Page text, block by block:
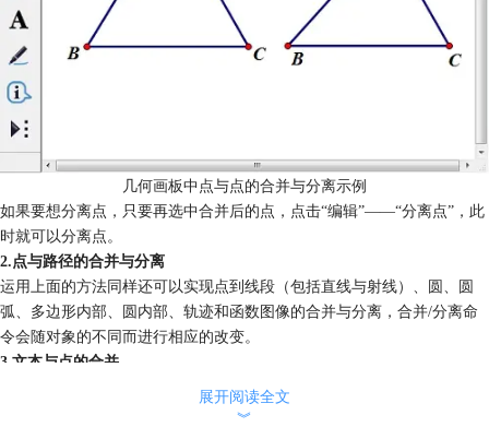
几何画板中点与点的合并与分离示例
如果要想分离点，只要再选中合并后的点，点击“编辑”——“分离点”，此
时就可以分离点。
2.点与路径的合并与分离
运用上面的方法同样还可以实现点到线段（包括直线与射线）、圆、圆
弧、多边形内部、圆内部、轨迹和函数图像的合并与分离，合并/分离命
令会随对象的不同而进行相应的改变。
3.文本与点的合并
您如果看到几何画板中的动态字幕时，在佩服作者的同时一定自己也想尝
试一下，想做出同样的效果来。其实很简单，动态字幕实际上是通过点的
展开阅读全文
︾